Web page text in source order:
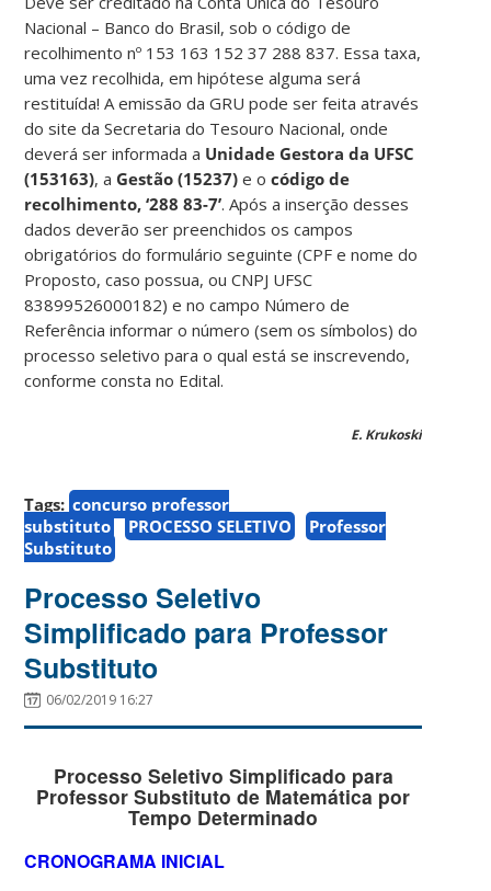
Nacional – Banco do Brasil, sob o código de
recolhimento nº 153 163 152 37 288 837. Essa taxa,
uma vez recolhida, em hipótese alguma será
restituída! A emissão da GRU pode ser feita através
do site da Secretaria do Tesouro Nacional, onde
deverá ser informada a Unidade Gestora da UFSC
(153163), a Gestão (15237) e ocódigo de
recolhimento, ‘288 83-7’. Após a inserção desses
dados deverão ser preenchidos os campos
obrigatórios do formulário seguinte (CPF e nome do
Proposto, caso possua, ou CNPJ UFSC
83899526000182) e no campo Número de
Referência informar o número (sem os símbolos) do
processo seletivo para o qual está se inscrevendo,
conforme consta no Edital.
E. Krukoski
Tags: concurso professor
substituto
PROCESSO SELETIVO
Professor
Substituto
Processo Seletivo
Simplificado para Professor
Substituto
06/02/2019 16:27
Processo Seletivo Simplificado para
Professor Substituto de Matemática por
Tempo Determinado
CRONOGRAMA INICIAL